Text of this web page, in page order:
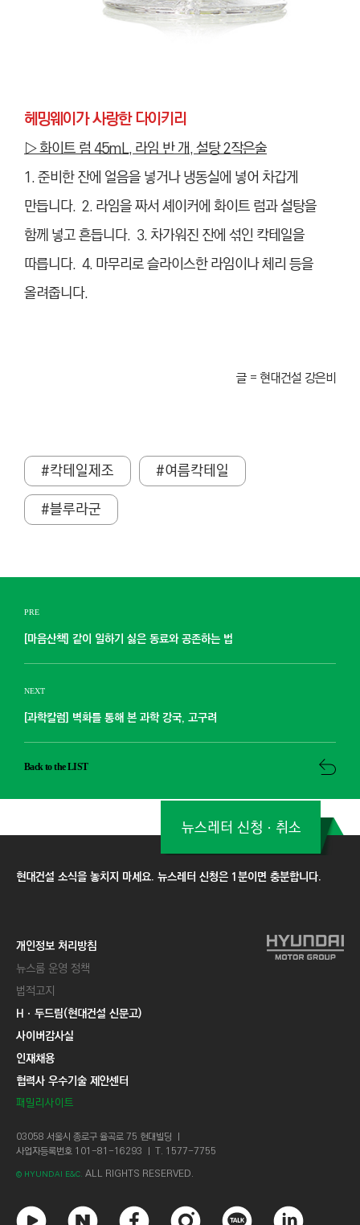
헤밍웨이가 사랑한 다이키리
▷화이트 럼 45mL, 라임 반 개, 설탕 2작은술
1. 준비한 잔에 얼음을 넣거나 냉동실에 넣어 차갑게
만듭니다. 2. 라임을 짜서 셰이커에 화이트 럼과 설탕을
함께 넣고 흔듭니다. 3. 차가워진 잔에 섞인 칵테일을
따릅니다. 4. 마무리로 슬라이스한 라임이나 체리 등을
올려줍니다.
글 = 현대건설 강은비
#칵테일제조
#여름칵테일
#블루라군
PRE
[마음산책] 같이 일하기 싫은 동료와 공존하는 법
NEXT
[과학칼럼] 벽화를 통해 본 과학 강국, 고구려
Back to the LIST
현대건설 소식을 놓치지 마세요. 뉴스레터 신청은 1분이면 충분합니다.
뉴스레터 신청ㆍ취소
개인정보 처리방침
뉴스룸 운영 정책
법적고지
Hㆍ두드림(현대건설 신문고)
사이버감사실
인재채용
협력사 우수기술 제안센터
패밀리사이트
03058 서울시 종로구 율곡로 75 현대빌딩 ㅣ
사업자등록번호 101-81-16293 ㅣ T. 1577-7755
© HYUNDAI E&C. ALL RIGHTS RESERVED.